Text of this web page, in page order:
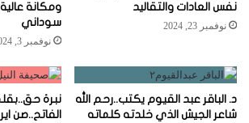
نفس العادات والتقاليد
نوفمبر 23, 2024
ومكانة
سوداني
نوفمبر 3, 2024
د. الباقر عبد القيوم يكتب..رحم الله
شاعر الجيش الذي خلدته كلماته
نبرة
الفاتح..صن